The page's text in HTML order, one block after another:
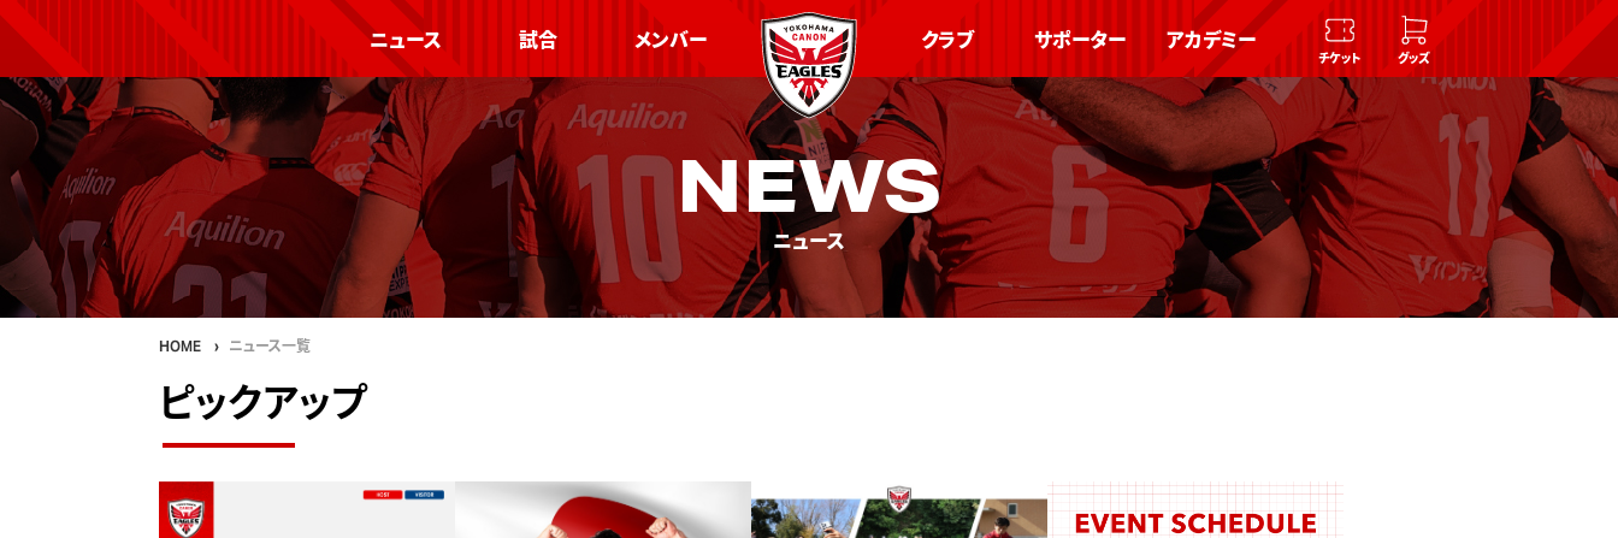
ニュース 試合 メンバー クラブ サポーター アカデミー
チケット グッズ
NEWS
ニュース
HOME ニュース一覧
ピックアップ